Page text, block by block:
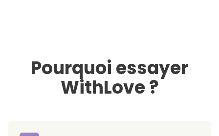
Pourquoi essayer
WithLove ?